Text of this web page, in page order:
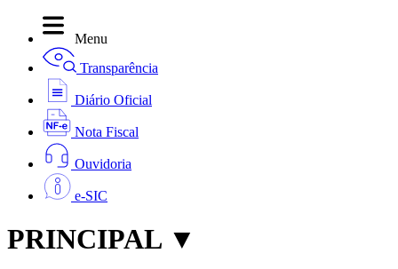
Menu
Transparência
Diário Oficial
Nota Fiscal
Ouvidoria
e-SIC
PRINCIPAL ▼